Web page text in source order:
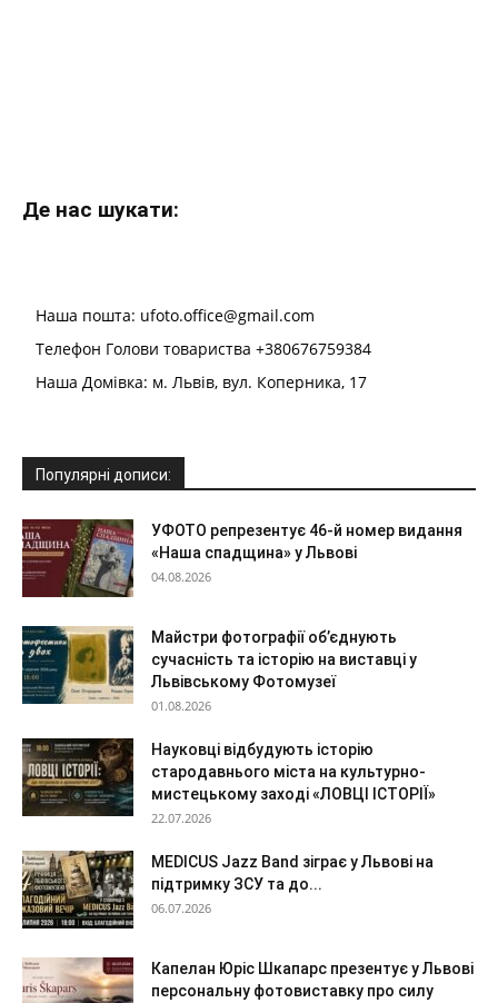
Де нас шукати:
Наша пошта: ufoto.office@gmail.com
Телефон Голови товариства +380676759384
Наша Домівка: м. Львів, вул. Коперника, 17
Популярні дописи:
УФОТО репрезентує 46-й номер видання
«Наша спадщина» у Львові
04.08.2026
Майстри фотографії об’єднують
сучасність та історію на виставці у
Львівському Фотомузеї
01.08.2026
Науковці відбудують історію
стародавнього міста на культурно-
мистецькому заході «ЛОВЦІ ІСТОРІЇ»
22.07.2026
MEDICUS Jazz Band зіграє у Львові на
підтримку ЗСУ та до...
06.07.2026
Капелан Юріс Шкапарс презентує у Львові
персональну фотовиставку про силу